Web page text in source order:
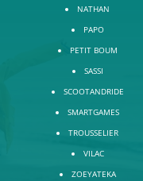
NATHAN
PAPO
PETIT BOUM
SASSI
SCOOTANDRIDE
SMARTGAMES
TROUSSELIER
VILAC
ZOEYATEKA